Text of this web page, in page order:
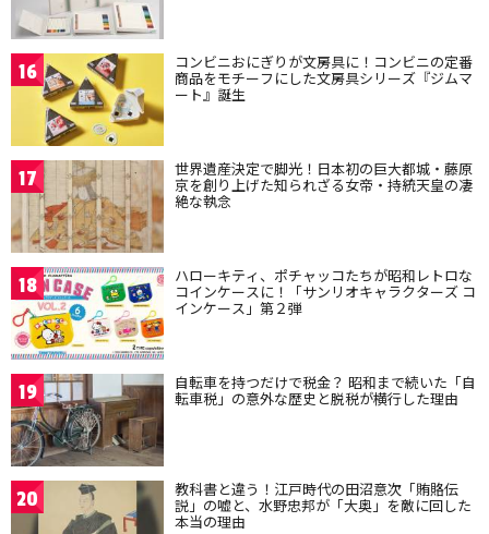
16 コンビニおにぎりが文房具に！コンビニの定番
商品をモチーフにした文房具シリーズ『ジムマ
ート』誕生
17 世界遺産決定で脚光！日本初の巨大都城・藤原
京を創り上げた知られざる女帝・持統天皇の凄
絶な執念
18 ハローキティ、ポチャッコたちが昭和レトロな
コインケースに！「サンリオキャラクターズ コ
インケース」第２弾
19 自転車を持つだけで税金？ 昭和まで続いた「自
転車税」の意外な歴史と脱税が横行した理由
20 教科書と違う！江戸時代の田沼意次「賄賂伝
説」の嘘と、水野忠邦が「大奥」を敵に回した
本当の理由